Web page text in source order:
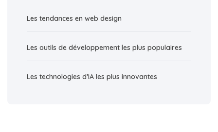
Les tendances en web design
Les outils de développement les plus populaires
Les technologies d’IA les plus innovantes